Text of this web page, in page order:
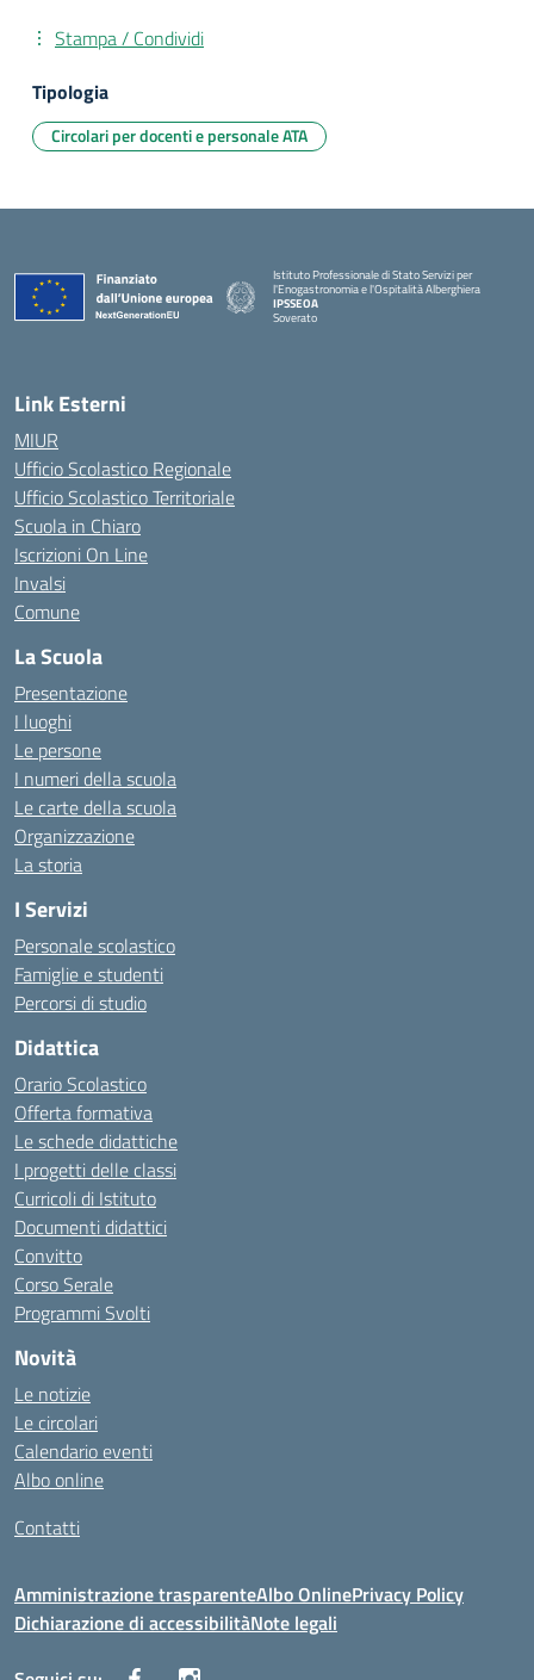
Stampa / Condividi
Tipologia
Circolari per docenti e personale ATA
Istituto Professionale di Stato Servizi per
l'Enogastronomia e l'Ospitalità Alberghiera
IPSSEOA
Soverato
Link Esterni
MIUR
Ufficio Scolastico Regionale
Ufficio Scolastico Territoriale
Scuola in Chiaro
Iscrizioni On Line
Invalsi
Comune
La Scuola
Presentazione
I luoghi
Le persone
I numeri della scuola
Le carte della scuola
Organizzazione
La storia
I Servizi
Personale scolastico
Famiglie e studenti
Percorsi di studio
Didattica
Orario Scolastico
Offerta formativa
Le schede didattiche
I progetti delle classi
Curricoli di Istituto
Documenti didattici
Convitto
Corso Serale
Programmi Svolti
Novità
Le notizie
Le circolari
Calendario eventi
Albo online
Contatti
Amministrazione trasparenteAlbo OnlinePrivacy Policy
Dichiarazione di accessibilitàNote legali